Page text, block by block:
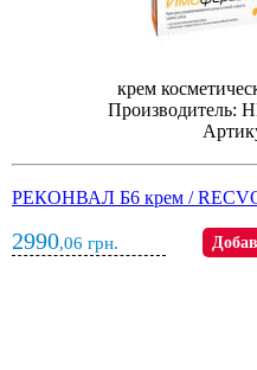
крем
Производитель:
РЕКОНВАЛ Б6 крем /
2990,06 грн.